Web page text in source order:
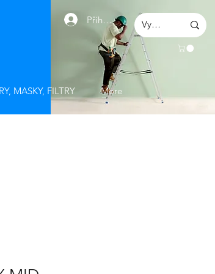
Přihlásit se
MASKY, FILTRY More